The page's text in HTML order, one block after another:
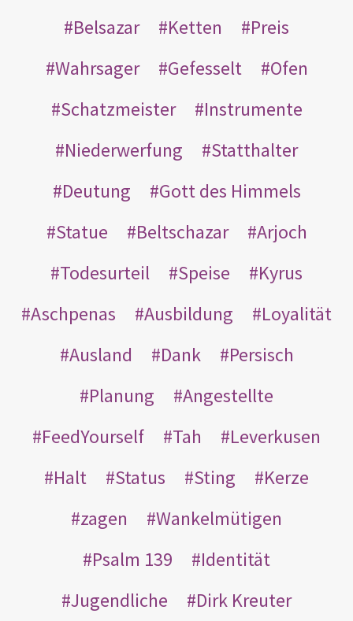
Belsazar
Ketten
Preis
Wahrsager
Gefesselt
Ofen
Schatzmeister
Instrumente
Niederwerfung
Statthalter
Deutung
Gott des Himmels
Statue
Beltschazar
Arjoch
Todesurteil
Speise
Kyrus
Aschpenas
Ausbildung
Loyalität
Ausland
Dank
Persisch
Planung
Angestellte
FeedYourself
Tah
Leverkusen
Halt
Status Sting
Kerze
zagen
Wankelmütigen
Psalm 139
Identität
Jugendliche
Dirk Kreuter